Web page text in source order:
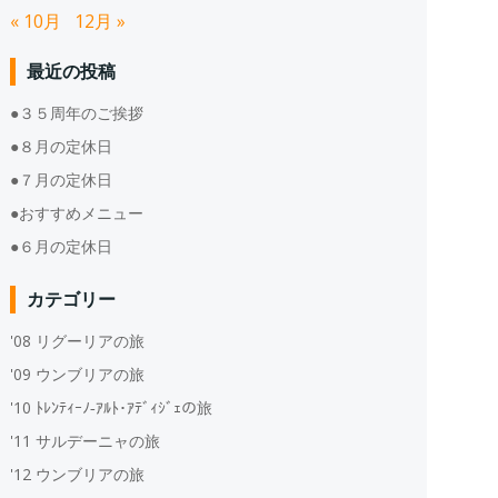
« 10月 12月 »
最近の投稿
●３５周年のご挨拶
●８月の定休日
●７月の定休日
●おすすめメニュー
●６月の定休日
カテゴリー
'08 リグーリアの旅
'09 ウンブリアの旅
'10 ﾄﾚﾝﾃｨｰﾉ‐ｱﾙﾄ･ｱﾃﾞｨｼﾞｪの旅
'11 サルデーニャの旅
'12 ウンブリアの旅